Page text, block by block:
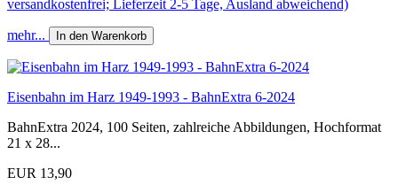
versandkostenfrei; Lieferzeit 2-5 Tage, Ausland abweichend)
mehr... In den Warenkorb
Eisenbahn im Harz 1949-1993 - BahnExtra 6-2024
BahnExtra 2024, 100 Seiten, zahlreiche Abbildungen, Hochformat
21 x 28...
EUR 13,90